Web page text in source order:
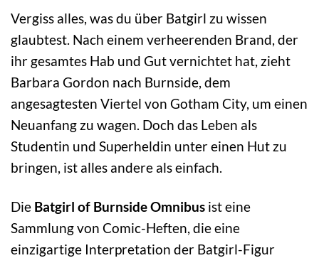
Vergiss alles, was du über Batgirl zu wissen
glaubtest. Nach einem verheerenden Brand, der
ihr gesamtes Hab und Gut vernichtet hat, zieht
Barbara Gordon nach Burnside, dem
angesagtesten Viertel von Gotham City, um einen
Neuanfang zu wagen. Doch das Leben als
Studentin und Superheldin unter einen Hut zu
bringen, ist alles andere als einfach.
Die Batgirl of Burnside Omnibus ist eine
Sammlung von Comic-Heften, die eine
einzigartige Interpretation der Batgirl-Figur